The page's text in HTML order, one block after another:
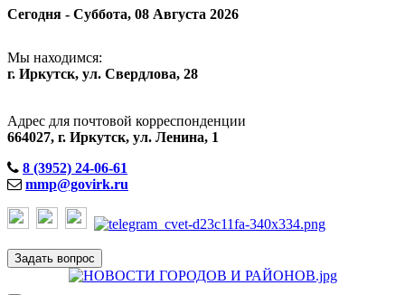
Сегодня - Суббота, 08 Августа 2026
Мы находимся:
г. Иркутск, ул. Свердлова, 28
Адрес для почтовой корреспонденции
664027, г. Иркутск, ул. Ленина, 1
8 (3952) 24-06-61
mmp@govirk.ru
Задать вопрос